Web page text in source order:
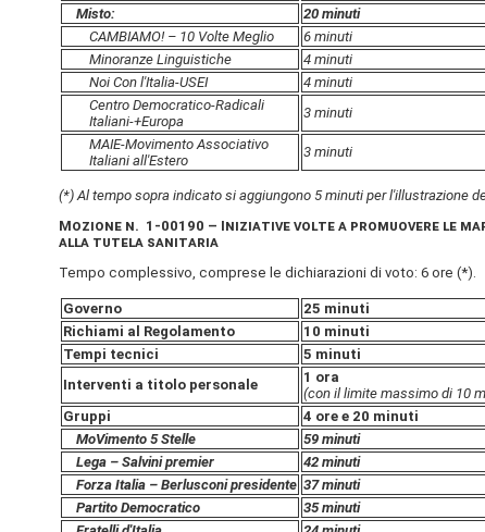
Misto:
20 minuti
CAMBIAMO! – 10 Volte Meglio
6 minuti
Minoranze Linguistiche
4 minuti
Noi Con l'Italia-USEI
4 minuti
Centro Democratico-Radicali
Italiani-+Europa
3 minuti
MAIE-Movimento Associativo
Italiani all'Estero
3 minuti
(*) Al tempo sopra indicato si aggiungono 5 minuti per l'illustrazione
Mozione n. 1-00190 – Iniziative volte a promuovere
alla tutela sanitaria
Tempo complessivo, comprese le dichiarazioni di voto: 6 ore (*).
Governo
25 minuti
Richiami al Regolamento
10 minuti
Tempi tecnici
5 minuti
Interventi a titolo personale
1 ora
(con il limite massimo di 10
Gruppi
4 ore e 20 minuti
MoVimento 5 Stelle
59 minuti
Lega – Salvini premier
42 minuti
Forza Italia – Berlusconi presidente 37 minuti
Partito Democratico
35 minuti